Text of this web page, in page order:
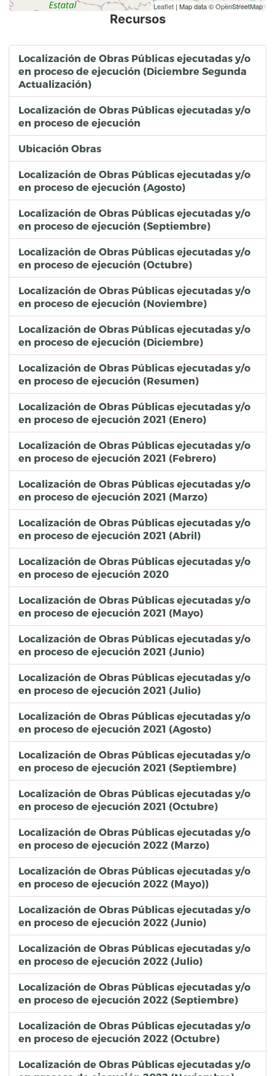
Leaflet | Map data ©OpenStreetMap
Recursos
Localización de Obras Públicas ejecutadas y/o
en proceso de ejecución (Diciembre Segunda
Actualización)
Localización de Obras Públicas ejecutadas y/o
en proceso de ejecución
Ubicación Obras
Localización de Obras Públicas ejecutadas y/o
en proceso de ejecución (Agosto)
Localización de Obras Públicas ejecutadas y/o
en proceso de ejecución (Septiembre)
Localización de Obras Públicas ejecutadas y/o
en proceso de ejecución (Octubre)
Localización de Obras Públicas ejecutadas y/o
en proceso de ejecución (Noviembre)
Localización de Obras Públicas ejecutadas y/o
en proceso de ejecución (Diciembre)
Localización de Obras Públicas ejecutadas y/o
en proceso de ejecución (Resumen)
Localización de Obras Públicas ejecutadas y/o
en proceso de ejecución 2021 (Enero)
Localización de Obras Públicas ejecutadas y/o
en proceso de ejecución 2021 (Febrero)
Localización de Obras Públicas ejecutadas y/o
en proceso de ejecución 2021 (Marzo)
Localización de Obras Públicas ejecutadas y/o
en proceso de ejecución 2021 (Abril)
Localización de Obras Públicas ejecutadas y/o
en proceso de ejecución 2020
Localización de Obras Públicas ejecutadas y/o
en proceso de ejecución 2021 (Mayo)
Localización de Obras Públicas ejecutadas y/o
en proceso de ejecución 2021 (Junio)
Localización de Obras Públicas ejecutadas y/o
en proceso de ejecución 2021 (Julio)
Localización de Obras Públicas ejecutadas y/o
en proceso de ejecución 2021 (Agosto)
Localización de Obras Públicas ejecutadas y/o
en proceso de ejecución 2021 (Septiembre)
Localización de Obras Públicas ejecutadas y/o
en proceso de ejecución 2021 (Octubre)
Localización de Obras Públicas ejecutadas y/o
en proceso de ejecución 2022 (Marzo)
Localización de Obras Públicas ejecutadas y/o
en proceso de ejecución 2022 (Mayo))
Localización de Obras Públicas ejecutadas y/o
en proceso de ejecución 2022 (Junio)
Localización de Obras Públicas ejecutadas y/o
en proceso de ejecución 2022 (Julio)
Localización de Obras Públicas ejecutadas y/o
en proceso de ejecución 2022 (Septiembre)
Localización de Obras Públicas ejecutadas y/o
en proceso de ejecución 2022 (Octubre)
Localización de Obras Públicas ejecutadas y/o